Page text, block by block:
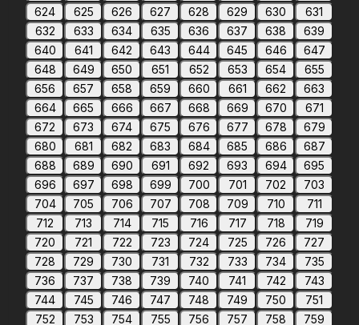
624
625 626 627 628 629 630
631
632
633 634 635 636 637 638
639
640
641 642 643 644 645 646
647
648
649 650 651 652 653 654
655
656
657 658 659 660 661 662
663
664
665 666 667 668 669 670
671
672
673 674 675 676 677 678
679
680
681 682 683 684 685 686
687
688
689 690 691 692 693 694
695
696
697 698 699 700 701 702
703
704
705 706 707 708 709 710
711
712
713 714 715 716 717 718
719
720
721 722 723 724 725 726
727
728
729 730 731 732 733 734
735
736
737 738 739 740 741 742
743
744
745 746 747 748 749 750
751
752
753 754 755 756 757 758
759